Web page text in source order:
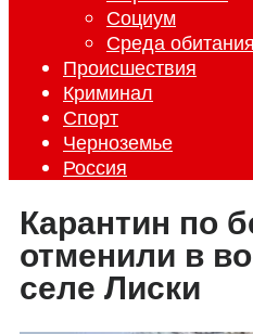
Социум
Среда обитания
Происшествия
Криминал
Спорт
Черноземье
Россия
Карантин по
отменили в
селе Лиски